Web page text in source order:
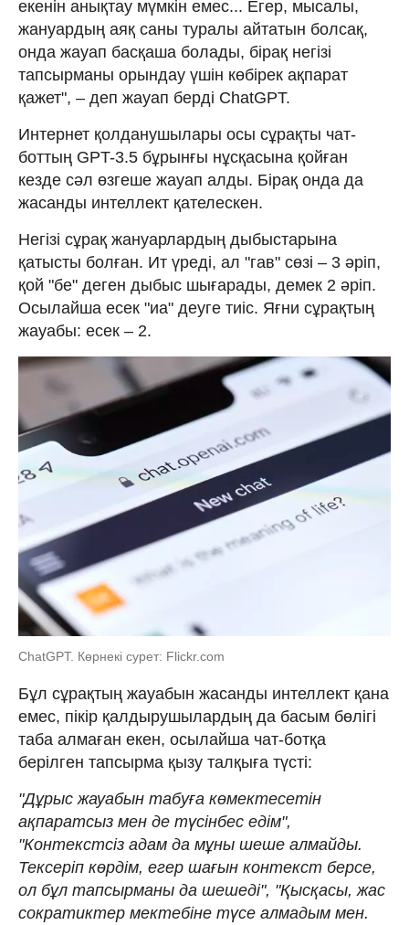
екенін анықтау мүмкін емес... Егер, мысалы,
жануардың аяқ саны туралы айтатын болсақ,
онда жауап басқаша болады, бірақ негізі
тапсырманы орындау үшін көбірек ақпарат
қажет", – деп жауап берді ChatGPT.
Интернет қолданушылары осы сұрақты чат-
боттың GPT-3.5 бұрынғы нұсқасына қойған
кезде сәл өзгеше жауап алды. Бірақ онда да
жасанды интеллект қателескен.
Негізі сұрақ жануарлардың дыбыстарына
қатысты болған. Ит үреді, ал "гав" сөзі – 3 әріп,
қой "бе" деген дыбыс шығарады, демек 2 әріп.
Осылайша есек "иа" деуге тиіс. Яғни сұрақтың
жауабы: есек – 2.
ChatGPT. Көрнекі сурет: Flickr.com
Бұл сұрақтың жауабын жасанды интеллект қана
емес, пікір қалдырушылардың да басым бөлігі
таба алмаған екен, осылайша чат-ботқа
берілген тапсырма қызу талқыға түсті:
"Дұрыс жауабын табуға көмектесетін
ақпаратсыз мен де түсінбес едім",
"Контекстсіз адам да мұны шеше алмайды.
Тексеріп көрдім, егер шағын контекст берсе,
ол бұл тапсырманы да шешеді", "Қысқасы, жас
сократиктер мектебіне түсе алмадым мен.